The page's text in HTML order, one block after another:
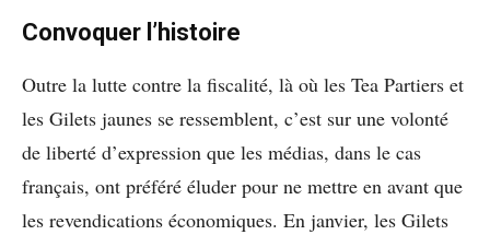
Convoquer l’histoire
Outre la lutte contre la fiscalité, là où les Tea Partiers et
les Gilets jaunes se ressemblent, c’est sur une volonté
de liberté d’expression que les médias, dans le cas
français, ont préféré éluder pour ne mettre en avant que
les revendications économiques. En janvier, les Gilets